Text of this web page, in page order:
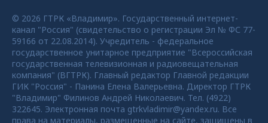
© 2026 ГТРК «Владимир». Государственный интернет-
канал "Россия" (свидетельство о регистрации Эл № ФС 77-
59166 от 22.08.2014). Учредитель - федеральное
государственное унитарное предприятие "Всероссийская
государственная телевизионная и радиовещательная
компания" (ВГТРК). Главный редактор Главной редакции
ГИК "Россия" - Панина Елена Валерьевна. Директор ГТРК
"Владимир" Филинов Андрей Николаевич. Тел. (4922)
322645. Электронная почта gtrkvladimir@yandex.ru. Все
права на материалы, размещенные на сайте, защищены в